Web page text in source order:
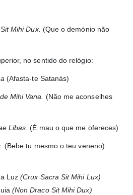
Mihi Dux. (Que o demónio não
no sentido do relógio:
(Afasta-te Satanás)
Mihi Vana. (Não me aconselhes
Libas. (É mau o que me ofereces)
(Bebe tu mesmo o teu veneno)
Luz(Crux Sacra Sit Mihi Lux)
(Non Draco Sit Mihi Dux)